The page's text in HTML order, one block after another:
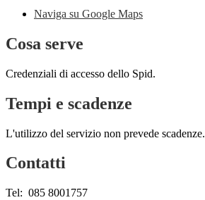
Naviga su Google Maps
Cosa serve
Credenziali di accesso dello Spid.
Tempi e scadenze
L'utilizzo del servizio non prevede scadenze.
Contatti
Tel: 085 8001757